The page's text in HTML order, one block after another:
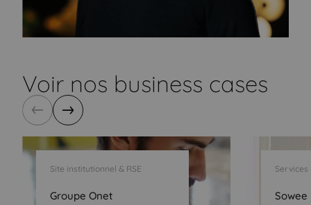
Voir nos business cases
Précédent
Suivant
Site institutionnel & RSE
Groupe Onet Sowee